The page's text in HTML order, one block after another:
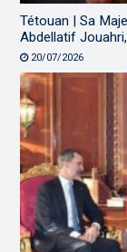
Tétouan | Sa
Abdellatif
20/07/2026